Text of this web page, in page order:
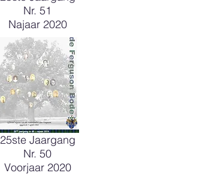
Nr. 51
Najaar 2020
25ste Jaargang
Nr. 50
Voorjaar 2020